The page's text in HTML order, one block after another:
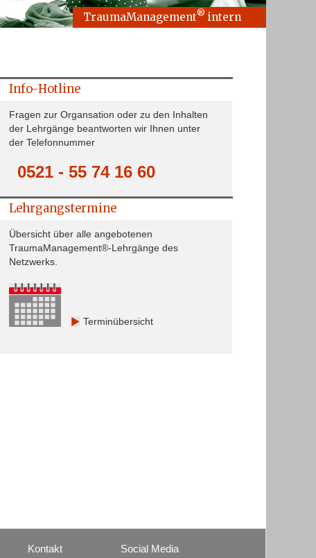
TraumaManagement® intern
Info-Hotline
Fragen zur Organsation oder zu den Inhalten
der Lehrgänge beantworten wir Ihnen unter
der Telefonnummer
0521 - 55 74 16 60
Lehrgangstermine
Übersicht über alle angebotenen
TraumaManagement®-Lehrgänge des
Netzwerks.
Terminübersicht
Kontakt Social Media